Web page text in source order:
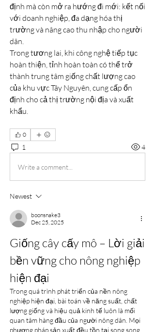
định mà còn mở ra hướng đi mới: kết nối
với doanh nghiệp, đa dạng hóa thị
trường và nâng cao thu nhập cho người
dân.
Trong tương lai, khi công nghệ tiếp tục
hoàn thiện, tỉnh hoàn toàn có thể trở
thành trung tâm giống chất lượng cao
của khu vực Tây Nguyên, cung cấp ổn
định cho cả thị trường nội địa và xuất
khẩu.
0
1 4
Write a comment...
Newest
boonsnake3
Dec 25, 2025
Giống cây cấy mô – Lời giải
bền vững cho nông nghiệp
hiện đại
Trong quá trình phát triển của nền nông
nghiệp hiện đại, bài toán về năng suất, chất
lượng giống và hiệu quả kinh tế luôn là mối
quan tâm hàng đầu của người nông dân. Mọi
phương pháp sản xuất đều tồn tại song song